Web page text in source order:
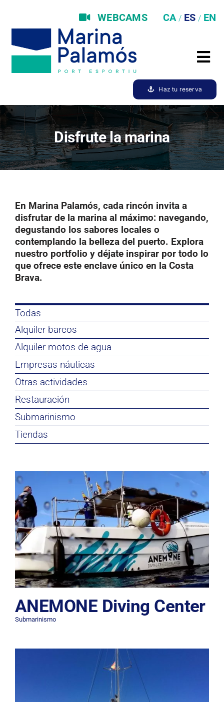
contenido
WEBCAMS
Amarres
Servicios
Medioambiente
Staff
Actualidad
Documentación
Contacto
Haz tu reserva
Disfrute la marina
En Marina Palamós, cada rincón invita a
disfrutar de la marina al máximo: navegando,
degustando los sabores locales o
contemplando la belleza del puerto. Explora
nuestro portfolio y déjate inspirar por todo lo
que ofrece este enclave único en la Costa
Brava.
Todas
Alquiler barcos
Alquiler motos de agua
Empresas náuticas
Otras actividades
Restauración
Submarinismo
Tiendas
ANEMONE Diving Center
Submarinismo